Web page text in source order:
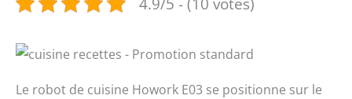
Le robot de cuisine Howork E03 se positionne sur le